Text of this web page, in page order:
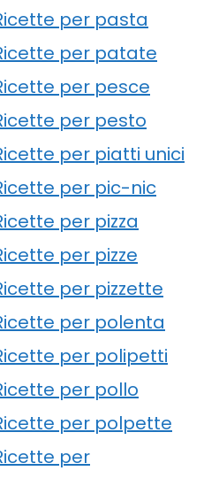
per pasta
per patate
per pesce
per pesto
per piatti unici
per pic-nic
per pizza
per pizze
per pizzette
per polenta
per polipetti
per pollo
per polpette
per